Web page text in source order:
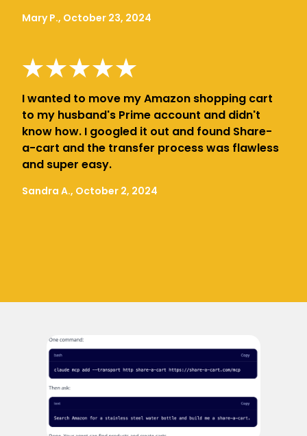
Mary P., October 23, 2024
I wanted to move my Amazon shopping cart
to my husband's Prime account and didn't
know how. I googled it out and found Share-
a-cart and the transfer process was flawless
and super easy.
Sandra A., October 2, 2024